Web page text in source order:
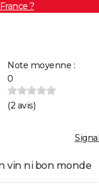
France ?
Note moyenne :
0
(2 avis)
vin ni bon monde